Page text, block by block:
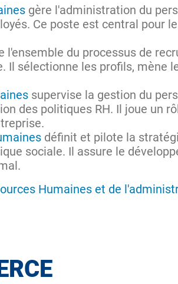
gère l'administration du
Ce poste est central pour
l'ensemble du processus de
Il sélectionne les profils, mène
supervise la gestion du
des politiques RH. Il joue un
définit et pilote la
sociale. Il assure le
Humaines et de